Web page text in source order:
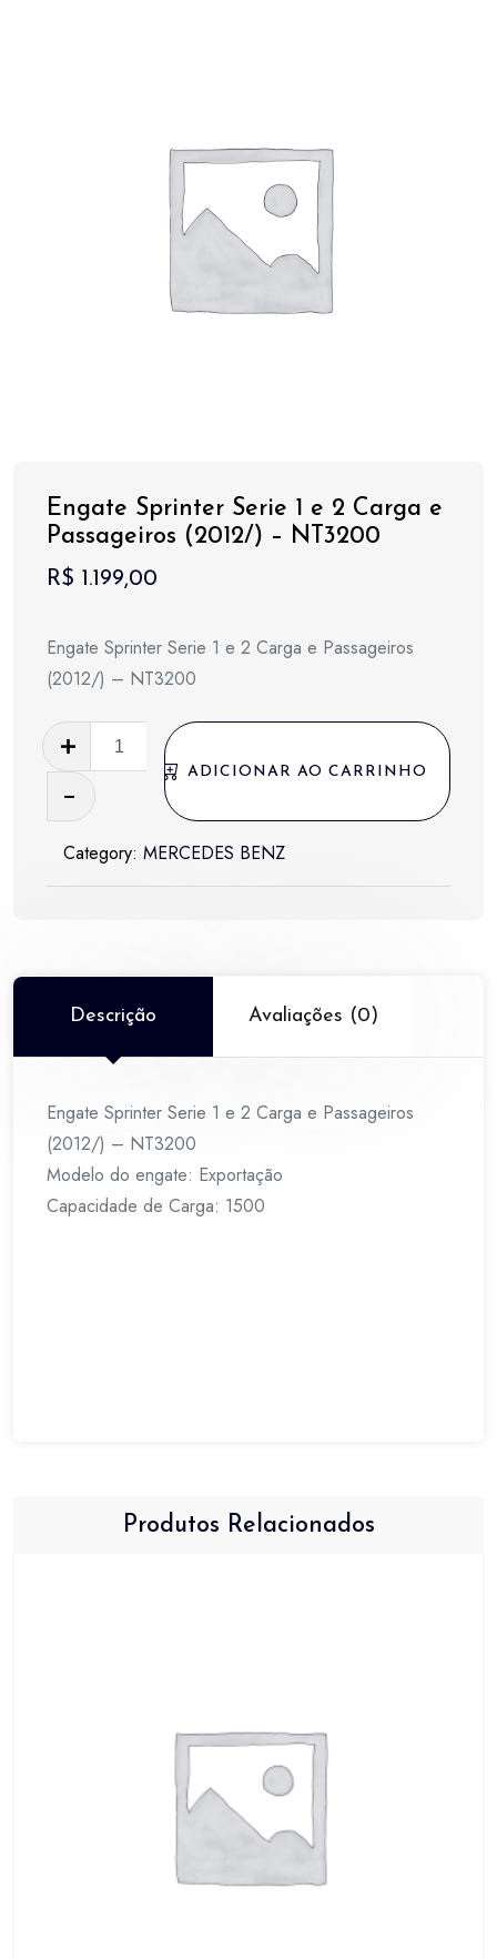
Engate Sprinter Serie 1 e 2 Carga e
Passageiros (2012/) – NT3200
R$ 1.199,00
Engate Sprinter Serie 1 e 2 Carga e Passageiros
(2012/) – NT3200
Engate
Sprinter
Serie
e
2
Passageiros
(2012/)
quantidade
ADICIONAR AO CARRINHO
Category: MERCEDES BENZ
Descrição Avaliações (0)
Engate Sprinter Serie 1 e 2 Carga e Passageiros
(2012/) – NT3200
Modelo do engate: Exportação
Capacidade de Carga: 1500
Produtos Relacionados